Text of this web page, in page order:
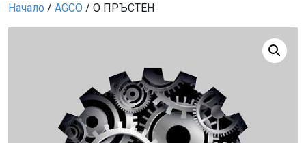
Начало / AGCO / О ПРЪСТЕН